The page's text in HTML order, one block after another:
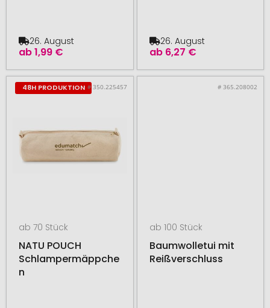
ab1,99 €
26. August
ab 6,27 €
26. August
48H PRODUKTION # 350.225457
ab 70 Stück
NATU POUCH
Schlampermäppche
n
# 365.208002
ab 100 Stück
Baumwolletui mit
Reißverschluss